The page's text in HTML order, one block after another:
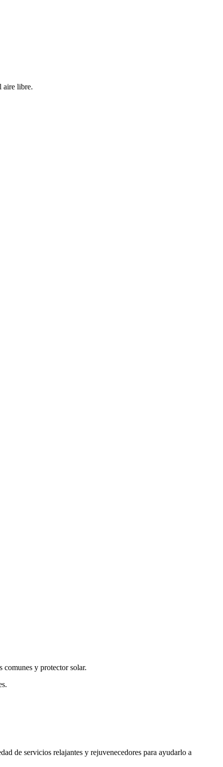
aire libre.
y protector solar.
de servicios relajantes y rejuvenecedores para ayudarlo a